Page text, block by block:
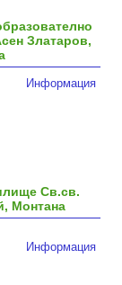
Златаров,
Информация
Св.св.
Монтана
Информация